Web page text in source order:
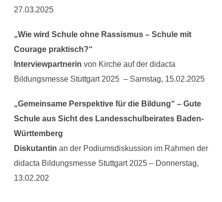
27.03.2025
„Wie wird Schule ohne Rassismus – Schule mit
Courage praktisch?“
Interviewpartnerin von Kirche auf der didacta
Bildungsmesse Stuttgart 2025 – Samstag, 15.02.2025
„Gemeinsame Perspektive für die Bildung“ – Gute
Schule aus Sicht des Landesschulbeirates Baden-
Württemberg
Diskutantin an der Podiumsdiskussion im Rahmen der
didacta Bildungsmesse Stuttgart 2025 – Donnerstag,
13.02.202